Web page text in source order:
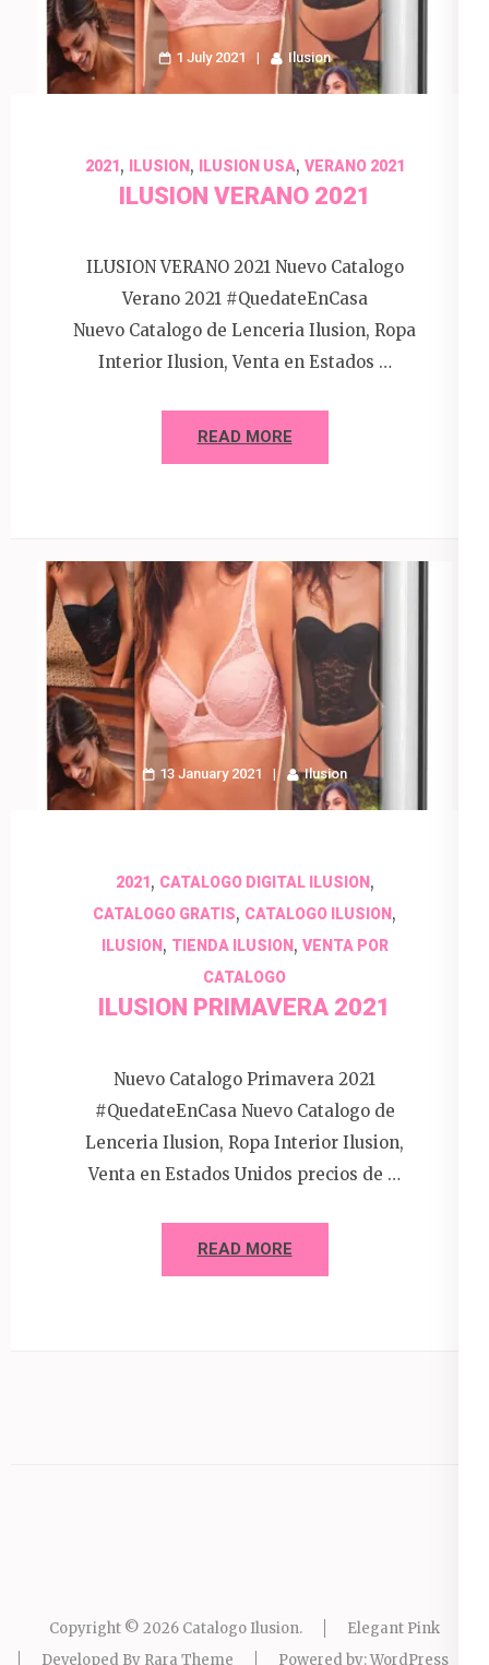
1 July 2021 Ilusion
2021, ILUSION, ILUSION USA, VERANO 2021
ILUSION VERANO 2021
ILUSION VERANO 2021 Nuevo Catalogo
Verano 2021 #QuedateEnCasa
Nuevo Catalogo de Lenceria Ilusion, Ropa
Interior Ilusion, Venta en Estados …
READ MORE
13 January 2021 Ilusion
2021, CATALOGO DIGITAL ILUSION,
CATALOGO GRATIS, CATALOGO ILUSION ,
ILUSION, TIENDA ILUSION, VENTA POR
CATALOGO
ILUSION PRIMAVERA 2021
Nuevo Catalogo Primavera 2021
#QuedateEnCasa Nuevo Catalogo de
Lenceria Ilusion, Ropa Interior Ilusion,
Venta en Estados Unidos precios de …
READ MORE
Copyright © 2026 Catalogo Ilusion.
Elegant Pink
Developed By Rara Theme Powered by:WordPress